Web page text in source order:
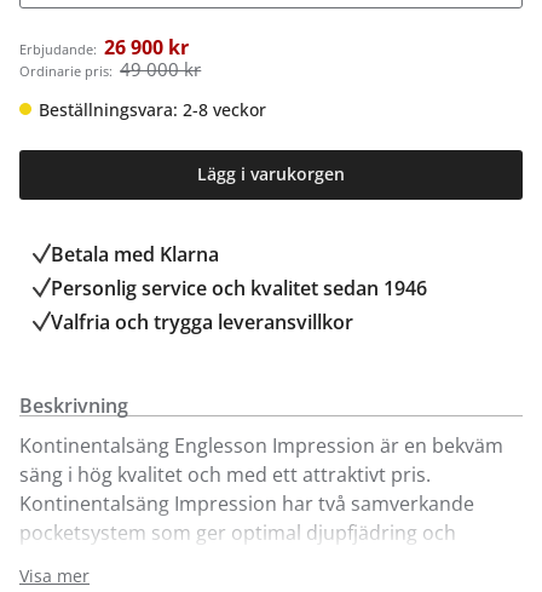
Erbjudande: 26 900 kr
Ordinarie pris: 49 000 kr
Beställningsvara: 2-8 veckor
Lägg i varukorgen
Betala med Klarna
Personlig service och kvalitet sedan 1946
Valfria och trygga leveransvillkor
Beskrivning
Kontinentalsäng Englesson Impression är en bekväm
säng i hög kvalitet och med ett attraktivt pris.
Kontinentalsäng Impression har två samverkande
pocketsystem som ger optimal djupfjädring och
Visa mer